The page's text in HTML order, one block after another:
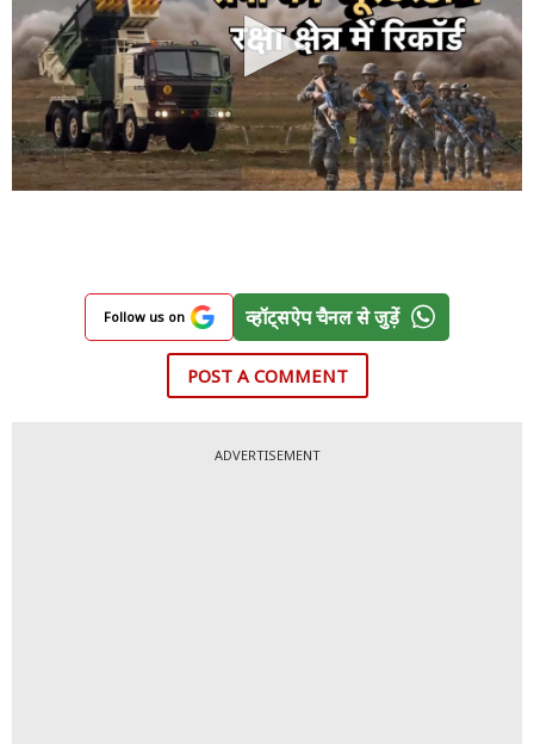
Follow us on व्हॉट्सऐप चैनल से जुड़ें
POST A COMMENT
ADVERTISEMENT